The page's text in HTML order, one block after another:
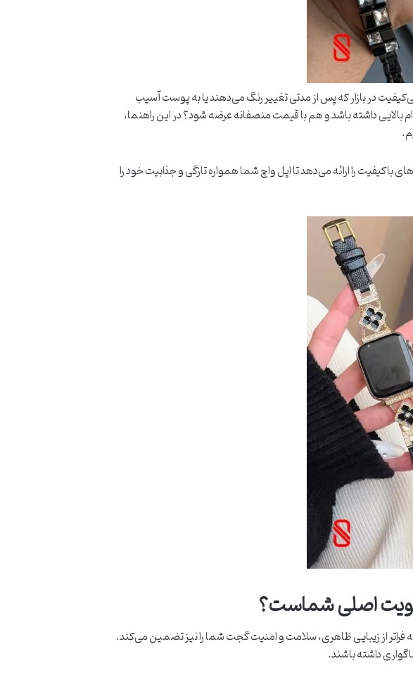
در بازار که پس از مدتی تغییر رنگ می‌دهند یا به پوست آسیب
بالایی داشته باشد و هم با قیمت منصفانه عرضه شود؟ در این راهنما،
باکیفیت را ارائه می‌دهد تا اپل واچ شما همواره تازگی و جذابیت خود را
اصلی شماست؟
از زیبایی ظاهری، سلامت و امنیت گجت شما را نیز تضمین می‌کند.
داشته باشند.